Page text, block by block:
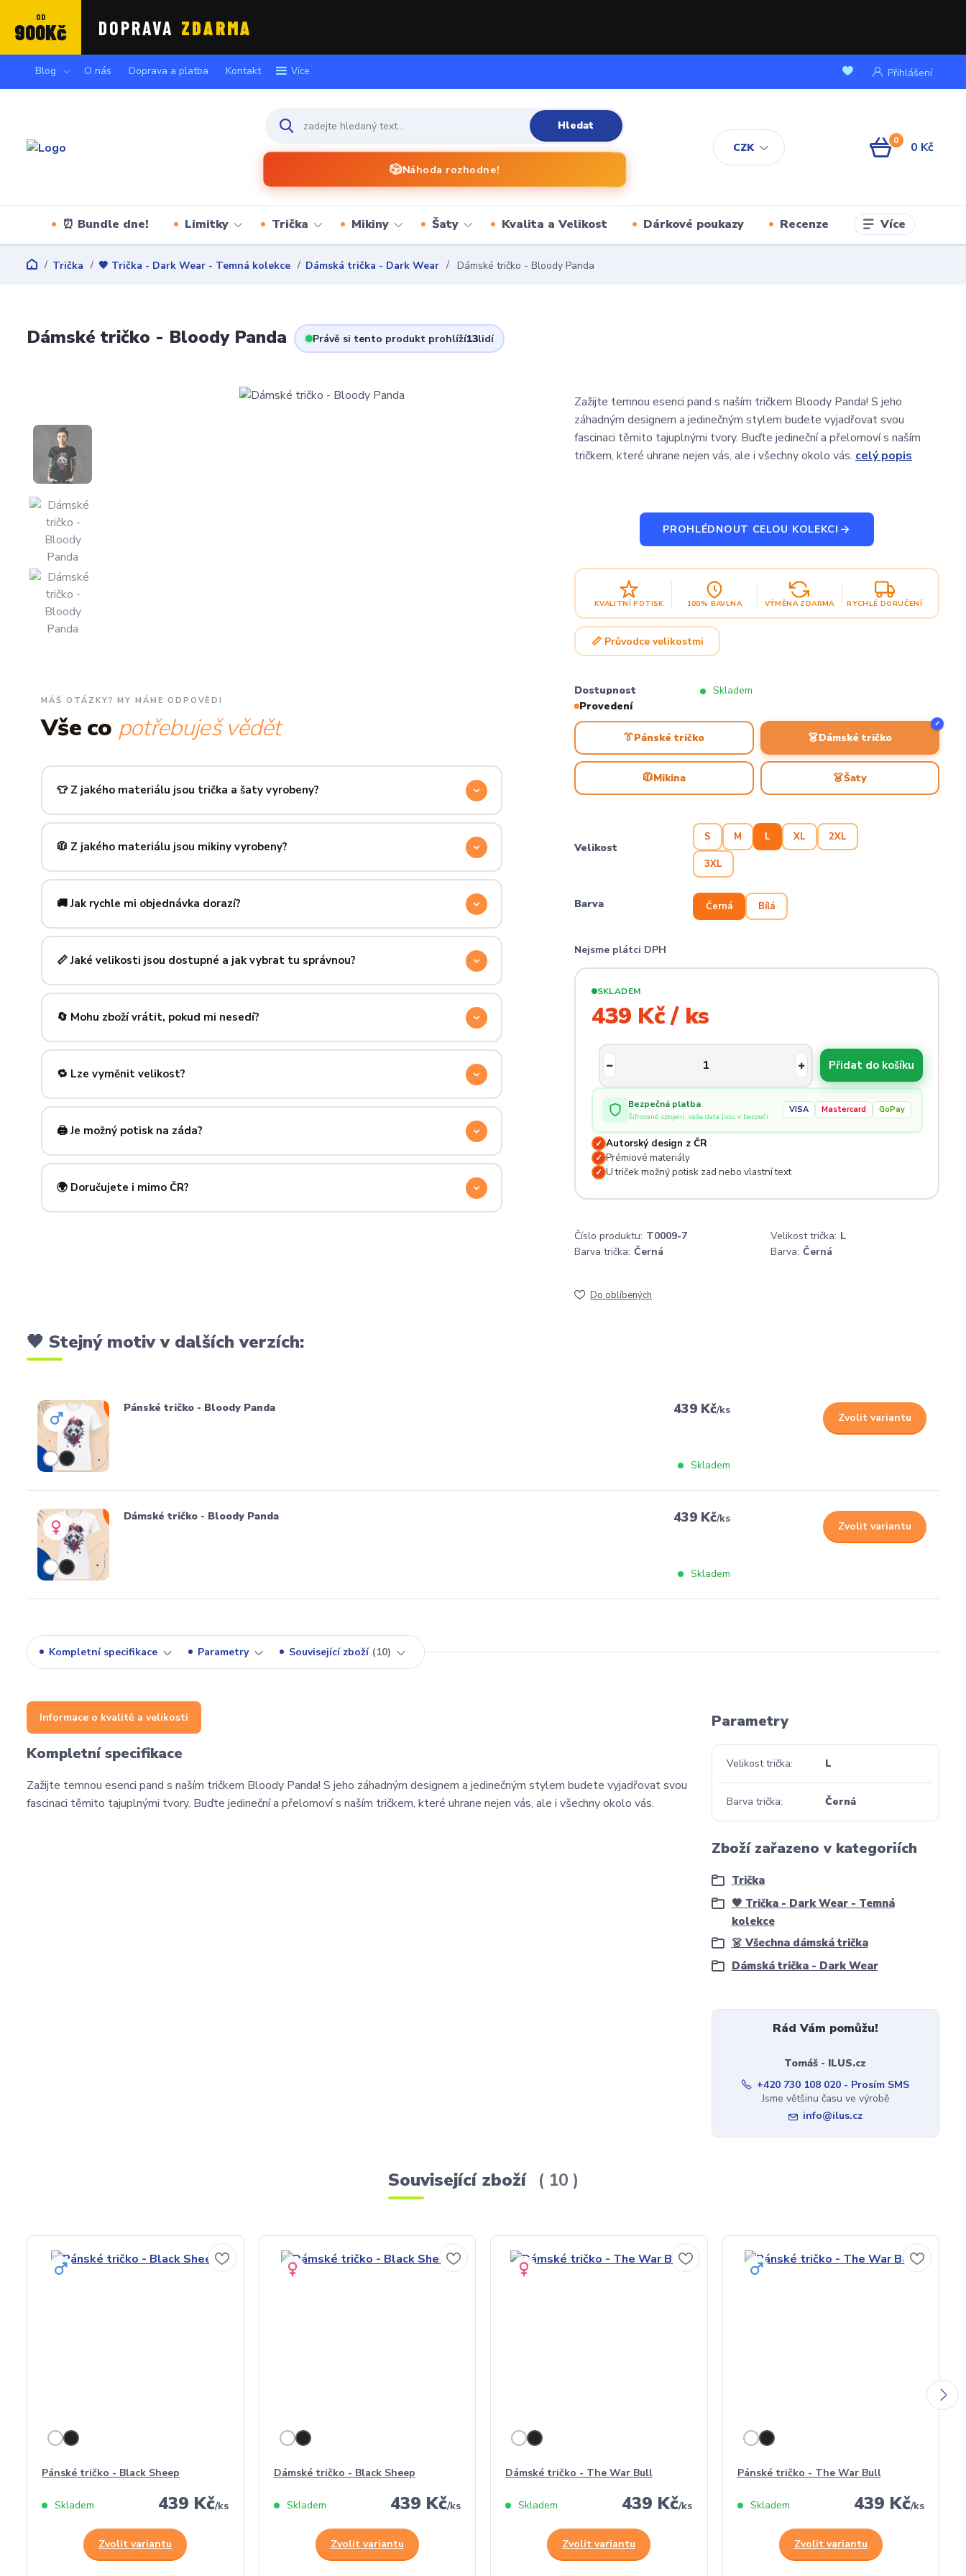
OD
900Kč DOPRAVA ZDARMA
Blog O nás Doprava a platba Kontakt Více
CZK
Přihlášení
Hledat
🎲Náhoda rozhodne!
0 0 Kč
⏰ Bundle dne! Limitky Trička Mikiny Šaty Kvalita a Velikost Dárkové poukazy Recenze Více
Trička 🖤 Trička - Dark Wear - Temná kolekce Dámská trička - Dark Wear Dámské tričko - Bloody Panda
Dámské tričko - Bloody Panda Právě si tento produkt prohlíží13lidí
MÁŠ OTÁZKY? MY MÁME ODPOVĚDI
Vše co potřebuješ vědět
👕 Z jakého materiálu jsou trička a šaty vyrobeny?
Používáme prémiovou 100% bavlnu — měkkou na dotek, prodyšnou a odolnou. Produkt si
zachová tvar i barvu i po desítkách praní. Kvalita, kterou pocítíš hned při prvním oblečení.
🧥 Z jakého materiálu jsou mikiny vyrobeny?
Mikiny šijeme ze směsi80 % bavlny a 20 % polyesteru— příjemně hřejivá, pevná a zároveň
prodyšná kombinace, která si dlouho drží tvar i po opakovaném praní.
🚚 Jak rychle mi objednávka dorazí?
Mimo sezónu balíme a odesíláme do 3 pracovních dní. Doručení přes PPL, GLS nebo Českou
poštu trvá obvykle 1–3 pracovní dny — zboží tak můžeš mít u sebe už za pár dní.
📏 Jaké velikosti jsou dostupné a jak vybrat tu správnou?
Nabízíme velikosti XS až 5XL, takže si vybere opravdu každý. Klikni naPrůvodce velikostmi
výše — najdeš tam přesné míry v cm a výběr velikosti bude hračka.
🔄 Mohu zboží vrátit, pokud mi nesedí?
Samozřejmě. Máš plných14 dní na vráceníbez udání důvodu. Stačí nás kontaktovat na
info@ilus.cza vše vyřídíme rychle a bez komplikací.
🔁 Lze vyměnit velikost?
Standardně výměnu nenabízíme, ale víme, že se to stane — proto se nebojte napsat na
info@ilus.cz. Většinou společně najdeme řešení, které vás potěší.
🖨️ Je možný potisk na záda?
Ano! Potisk zad je možný u většiny našich produktů — skvělé pro originální dárky nebo párové
kousky. Napiš nám předem na
🌍 Doručujete i mimo ČR?
Zažijte temnou esenci pand s naším tričkem Bloody Panda! S jeho
záhadným designem a jedinečným stylem budete vyjadřovat svou
fascinaci těmito tajuplnými tvory. Buďte jedineční a přelomoví s naším
tričkem, které uhrane nejen vás, ale i všechny okolo vás. celý popis
PROHLÉDNOUT CELOU KOLEKCI
KVALITNÍ POTISK 100% BAVLNA VÝMĚNA ZDARMA RYCHLÉ DORUČENÍ
📏 Průvodce velikostmi
Dostupnost
Skladem
Provedení
👔Pánské tričko 👗Dámské tričko
✓
🧥Mikina 👗Šaty
Velikost
S M L XL 2XL
3XL
Barva Černá Bílá
Nejsme plátci DPH
SKLADEM
439 Kč / ks
Přidat do košíku
Bezpečná platba
Šifrované spojení, vaše data jsou v bezpečí
VISA Mastercard GoPay
✓ Autorský design z ČR
✓ Prémiové materiály
✓ U triček možný potisk zad nebo vlastní text
Číslo produktu: T0009-7 Velikost trička: L
Barva trička: Černá Barva: Černá
Do oblíbených
🖤 Stejný motiv v dalších verzích:
Pánské tričko - Bloody Panda 439 Kč/ks
Skladem
Zvolit variantu
Dámské tričko - Bloody Panda 439 Kč/ks
Skladem
Zvolit variantu
Kompletní specifikace Parametry Související zboží 10
Informace o kvalitě a velikosti
Kompletní specifikace
Zažijte temnou esenci pand s naším tričkem Bloody Panda! S jeho záhadným designem a jedinečným stylem budete vyjadřovat svou
fascinaci těmito tajuplnými tvory. Buďte jedineční a přelomoví s naším tričkem, které uhrane nejen vás, ale i všechny okolo vás.
Parametry
Velikost trička L
Barva trička Černá
Zboží zařazeno v kategoriích
Trička
🖤 Trička - Dark Wear - Temná
kolekce
👗 Všechna dámská trička
Dámská trička - Dark Wear
Rád Vám pomůžu!
Tomáš - ILUS.cz
+420 730 108 020 - Prosím SMS
Jsme většinu času ve výrobě
info@ilus.cz
Související zboží 10
Pánské tričko - Black Sheep
439 Kč/ks
Skladem
Zvolit variantu
Dámské tričko - Black Sheep
439 Kč/ks
Skladem
Zvolit variantu
Dámské tričko - The War Bull
439 Kč/ks
Skladem
Zvolit variantu
Pánské tričko - The War Bull
439 Kč/ks
Skladem
Zvolit variantu